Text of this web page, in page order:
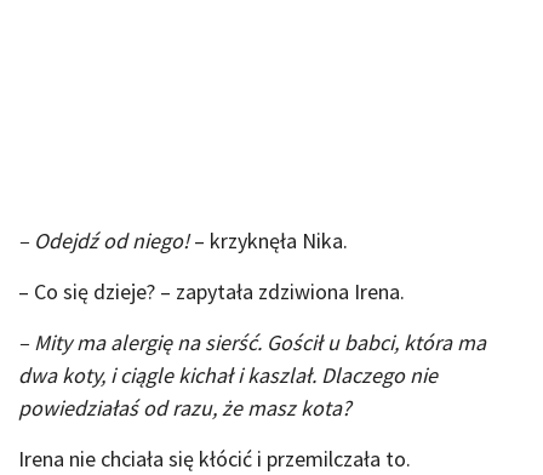
– Odejdź od niego!– krzyknęła Nika.
– Co się dzieje? – zapytała zdziwiona Irena.
– Mity ma alergię na sierść. Gościł u babci, która ma
dwa koty, i ciągle kichał i kaszlał. Dlaczego nie
powiedziałaś od razu, że masz kota?
Irena nie chciała się kłócić i przemilczała to.